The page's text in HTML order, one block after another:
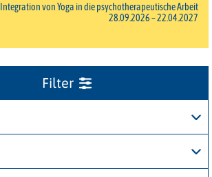
Integration von Yoga in die psychotherapeutische Arbeit
28.09.2026 – 22.04.2027